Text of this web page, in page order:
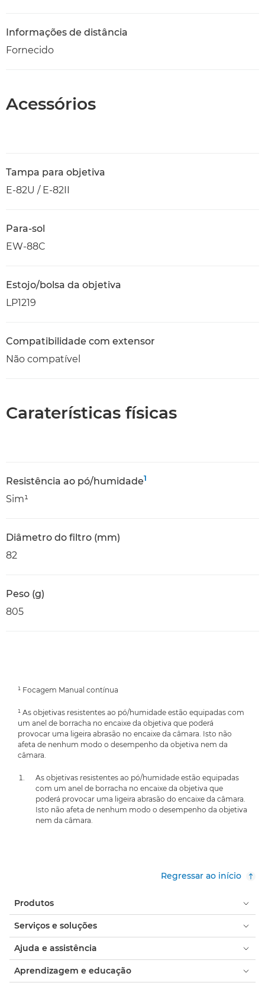
Informações de distância
Fornecido
Acessórios
Tampa para objetiva
E-82U / E-82II
Para-sol
EW-88C
Estojo/bolsa da objetiva
LP1219
Compatibilidade com extensor
Não compatível
Caraterísticas físicas
Resistência ao pó/humidade1
Sim¹
Diâmetro do filtro (mm)
82
Peso (g)
805
¹ Focagem Manual contínua
¹ As objetivas resistentes ao pó/humidade estão equipadas com
um anel de borracha no encaixe da objetiva que poderá
provocar uma ligeira abrasão no encaixe da câmara. Isto não
afeta de nenhum modo o desempenho da objetiva nem da
câmara.
As objetivas resistentes ao pó/humidade estão equipadas
com um anel de borracha no encaixe da objetiva que
poderá provocar uma ligeira abrasão do encaixe da câmara.
Isto não afeta de nenhum modo o desempenho da objetiva
nem da câmara.
Regressar ao início
Produtos
Serviços e soluções
Ajuda e assistência
Aprendizagem e educação